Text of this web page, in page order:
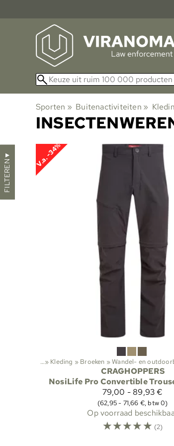
Sporten ‪» Buitenactiviteiten ‪»
FILTEREN
▼ V.a. -34%
‪» Kleding ‪» Broeken ‪»Wandel- en
CRAGHOPPERS
NosiLife Pro Convertible
79,00 - 89,93 €
(62,95 - 71,66 €, btw 0)
Op voorraad
☆☆☆☆☆ (2)
Sporten